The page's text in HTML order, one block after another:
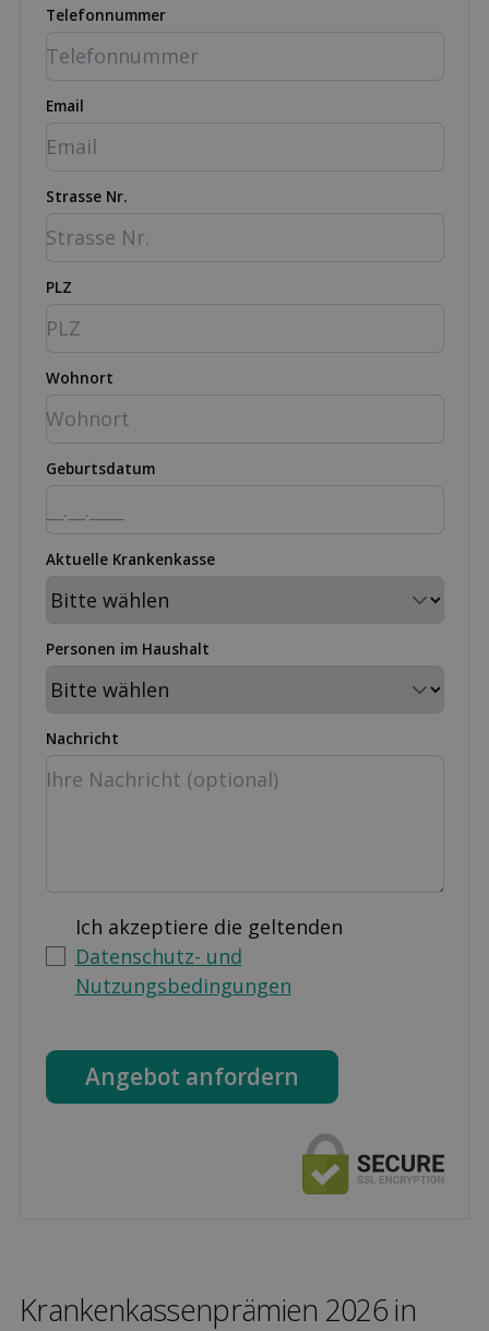
Telefonnummer
Email
Strasse Nr.
PLZ
Wohnort
Geburtsdatum
Aktuelle Krankenkasse
Personen im Haushalt
Nachricht
Ich akzeptiere die geltenden
Datenschutz- und
Nutzungsbedingungen
Angebot anfordern
Kranken­kassen­prämien 2026 in